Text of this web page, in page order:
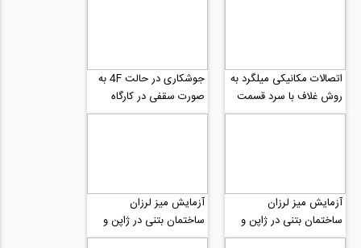
اتصالات مکانیکی میلگرد به
روش غلاف با سرد قسمت
1
جوشکاری در حالت 4F به
صورت سقفی در کارگاه
آزمایش میز لرزان
ساختمان بتنی در ژاپن و
تشکیل مفاصل پلاستیک
آزمایش میز لرزان
ساختمان بتنی در ژاپن و
تشکیل مفاصل پلاستیک